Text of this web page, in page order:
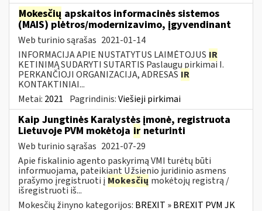
Mokesčių apskaitos informacinės sistemos
(MAIS) plėtros/modernizavimo, įgyvendinant
Web turinio sąrašas 2021-01-14
INFORMACIJA APIE NUSTATYTUS LAIMĖTOJUS IR
KETINIMĄ SUDARYTI SUTARTIS Paslaugų pirkimai I.
PERKANČIOJI ORGANIZACIJA, ADRESAS IR
KONTAKTINIAI...
Metai: 2021 Pagrindinis:Viešieji pirkimai
Kaip Jungtinės Karalystės įmonė, registruota
Lietuvoje PVM mokėtoja ir neturinti
Web turinio sąrašas 2021-07-29
Apie fiskalinio agento paskyrimą VMI turėtų būti
informuojama, pateikiant Užsienio juridinio asmens
prašymo įregistruoti į Mokesčių mokėtojų registrą /
išregistruoti iš...
Mokesčių žinyno kategorijos: BREXIT » BREXIT PVM JK